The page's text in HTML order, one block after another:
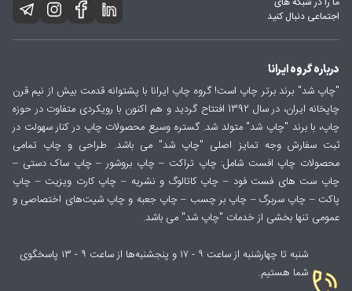
اجتماعی دنبال کنید
درباره گروه ایرانا
"چاپ شد" برند برتر چاپ است! گروه چاپ ایرانا با پشتوانه قدمت بیش از نیم قرن
چاپخانه ایران، در سال 1392 افتتاح گردید و هم اکنون با رویکردی متفاوت در حوزه
چاپ، با برند "چاپ شد" متولد شد. گستره وسیع محصولات چاپ در کنار سهولت در
ثبت سفارش وجه تمایز اصلی "چاپ شد" می باشد. طراحی و چاپ تمامی
محصولات چاپ افست شامل: چاپ تراکت – چاپ بروشور – چاپ ساک دستی –
چاپ ست های فست فود – چاپ کاتالوگ و نشریه – چاپ کارت ویزیت – چاپ
پاکت – چاپ سربرگ – چاپ بر چسب – چاپ جعبه و چاپ شیت‌های اختصاصی و
عمومی تنها بخشی از خدمات "چاپ شد" می باشد.
شنبه تا چهارشنبه از ساعت ۹ - ۱۷ و پنجشنبه‌ها از ساعت ۹ - ۱۳ پاسخگوی
شما هستیم.